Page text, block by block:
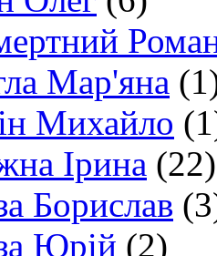
Мар'яна
Михайло
Ірина (22)
Борислав
Юрій (2)